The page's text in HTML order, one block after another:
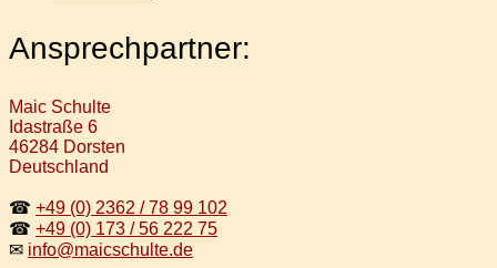
Ansprechpartner:
Maic Schulte
Idastraße 6
46284 Dorsten
Deutschland
☎ +49 (0) 2362 / 78 99 102
☎ +49 (0) 173 / 56 222 75
✉ info@maicschulte.de